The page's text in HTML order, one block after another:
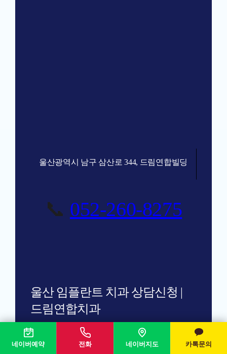
울산광역시 남구 삼산로 344, 드림연합빌딩
📞 052-260-8275
울산 임플란트 치과 상담신청 |
드림연합치과
네이버예약 전화 네이버지도 카톡문의